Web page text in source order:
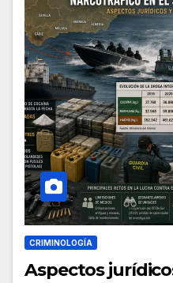
CRIMINOLOGÍA
Aspectos